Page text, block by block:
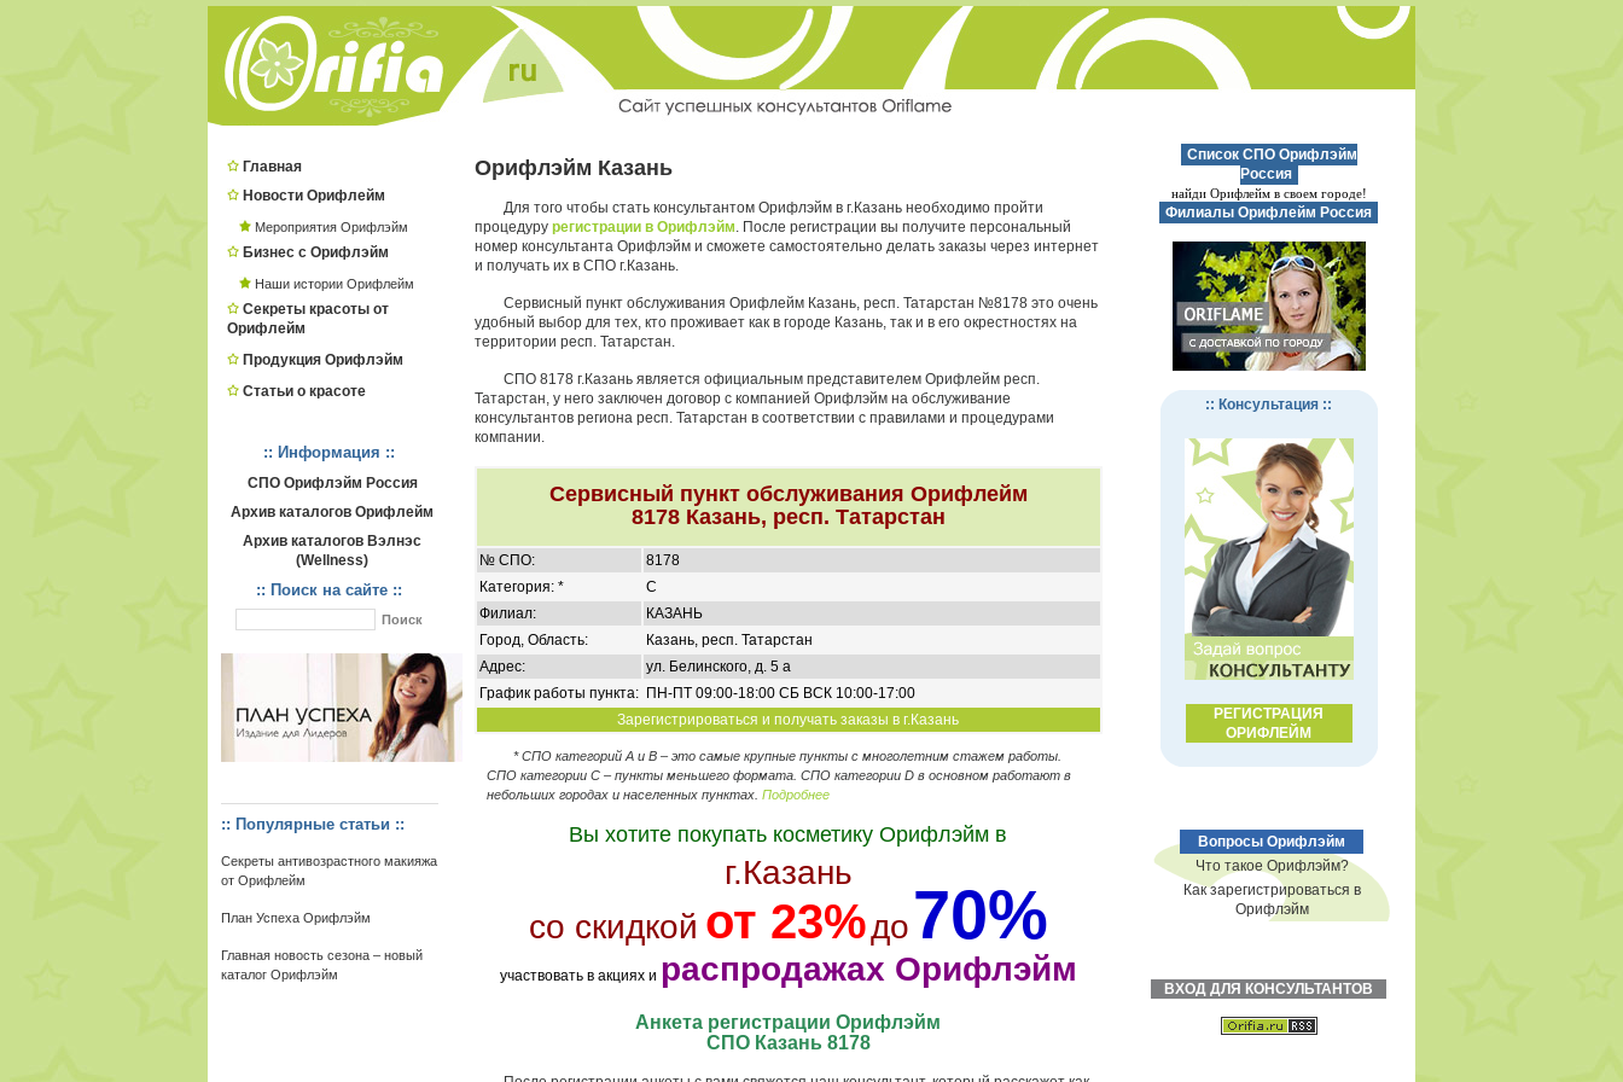
Главная
Новости Орифлейм
Мероприятия Орифлэйм
Бизнес с Орифлэйм
Наши истории Орифлейм
Секреты красоты от
Орифлейм
Продукция Орифлэйм
Статьи о красоте
:: Информация ::
СПО Орифлэйм Россия
Архив каталогов Орифлейм
Архив каталогов Вэлнэс
(Wellness)
:: Поиск на сайте ::
:: Популярные статьи ::
Секреты антивозрастного макияжа
от Орифлейм
План Успеха Орифлэйм
Главная новость сезона – новый
каталог Орифлэйм
Орифлэйм Казань
Для того чтобы стать консультантом Орифлэйм в г.Казань необходимо пройти
процедуру регистрации в Орифлэйм. После регистрации вы получите персональный
номер консультанта Орифлэйм и сможете самостоятельно делать заказы через интернет
и получать их в СПО г.Казань.
Сервисный пункт обслуживания Орифлейм Казань, респ. Татарстан №8178 это очень
удобный выбор для тех, кто проживает как в городе Казань, так и в его окрестностях на
территории респ. Татарстан.
СПО 8178 г.Казань является официальным представителем Орифлейм респ.
Татарстан, у него заключен договор с компанией Орифлэйм на обслуживание
консультантов региона респ. Татарстан в соответствии с правилами и процедурами
компании.
Сервисный пункт обслуживания Орифлейм
8178 Казань, респ. Татарстан
№ СПО:
8178
Категория: *
C
Филиал:
КАЗАНЬ
Город, Область:
Казань, респ. Татарстан
Адрес:
ул. Белинского, д. 5 а
График работы пункта: ПН-ПТ 09:00-18:00 СБ ВСК 10:00-17:00
Зарегистрироваться и получать заказы в г.Казань
* СПО категорий А и В – это самые крупные пункты с многолетним стажем работы.
СПО категории C – пункты меньшего формата. СПО категории D в основном работают в
небольших городах и населенных пунктах. Подробнее
Вы хотите покупать косметику Орифлэйм в
г.Казань
со скидкой от 23%до70%
участвовать в акциях и распродажах Орифлэйм
Анкета регистрации Орифлэйм
СПО Казань 8178
Список СПО Орифлэйм
Россия
найди Орифлейм в своем городе!
Филиалы Орифлейм Россия
:: Консультация ::
РЕГИСТРАЦИЯ
ОРИФЛЕЙМ
Вопросы Орифлэйм
Что такое Орифлэйм?
Как зарегистрироваться в
Орифлэйм
ВХОД ДЛЯ КОНСУЛЬТАНТОВ